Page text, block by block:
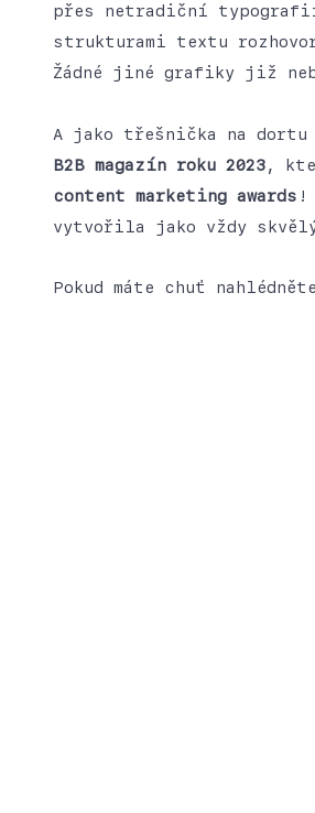
přes netradiční
strukturami textu
Žádné jiné grafiky již
A jako třešnička na dortu
B2B magazín roku 2023,
content marketing awards !
vytvořila jako vždy
Pokud máte chuť